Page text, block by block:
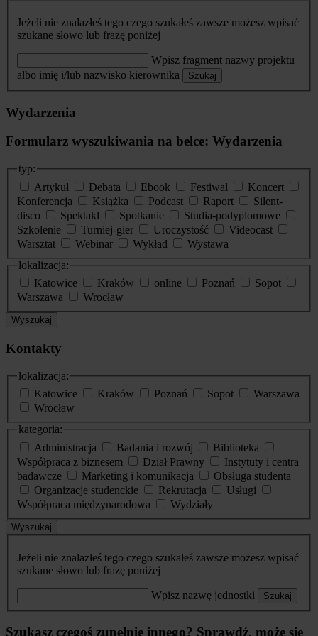
Jeżeli nie znalazłeś tego czego szukałeś zawsze możesz wpisać
szukane słowo lub frazę poniżej
Wpisz fragment nazwy projektu
albo imię i/lub nazwisko kierownika
Szukaj
Wydarzenia
Formularz wyszukiwania na belce: Wydarzenia
typ:
Artykuł
Debata Ebook Festiwal
Koncert
Konferencja
Książka Podcast Raport
Silent-
disco
Spektakl Spotkanie
Studia-podyplomowe
Szkolenie
Turniej-gier Uroczystość
Videocast
Warsztat
Webinar Wykład
Wystawa
lokalizacja:
Katowice
Kraków online Poznań
Sopot
Warszawa
Wrocław
Wyszukaj
Kontakty
lokalizacja:
Katowice
Kraków Poznań Sopot
Warszawa
Wrocław
kategoria:
Administracja
Badania i rozwój
Biblioteka
Współpraca z biznesem
Dział Prawny
Instytuty i centra
badawcze
Marketing i komunikacja
Obsługa studenta
Organizacje studenckie
Rekrutacja
Usługi
Współpraca międzynarodowa
Wydziały
Wyszukaj
Jeżeli nie znalazłeś tego czego szukałeś zawsze możesz wpisać
szukane słowo lub frazę poniżej
Wpisz nazwę jednostki Szukaj
Szukasz czegoś zupełnie innego? Sprawdź, może się